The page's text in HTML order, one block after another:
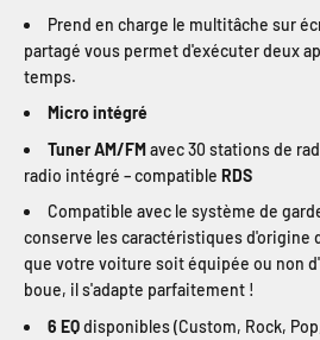
Prend en charge le multitâche sur
partagé vous permet d'exécuter deux
temps.
Micro intégré
Tuner AM/FMavec 30 stations de
radio intégré – compatible RDS
Compatible avec le système de
conserve les caractéristiques d'origine
que votre voiture soit équipée ou non
boue, il s'adapte parfaitement !
6 EQdisponibles (Custom, Rock,